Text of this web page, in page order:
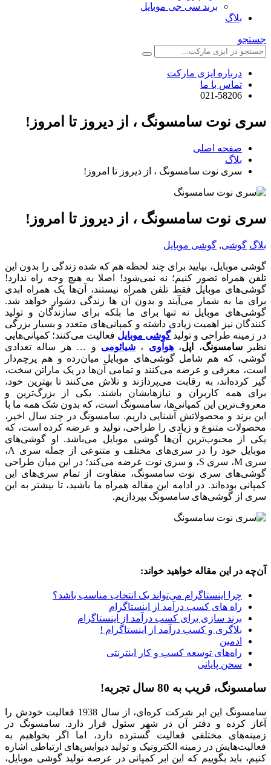
برند سی جی موبایل
بلاگ
جستجو
درباره ایزی مارکت
تماس با ما
021-58206
سری نوت سامسونگ ، از دیروز تا امروز!
صفحه اصلی
بلاگ
سری نوت سامسونگ ، از دیروز تا امروز!
سری نوت سامسونگ ، از دیروز تا امروز!
بلاگ گوشی, گوشی موبایل
گوشی موبایل، بیایید برای چند لحظه هم که شده زندگی را بدون این
تلفن همراه تصور کنیم؛ نه نمی‌شود! اصلا به هیچ وجه راه ندارد!
گوشی‌های موبایل فقط تلفن همراه نیستند، آن‌ها یک همراه ابدی
برای ما به شمار می‌آیند و بدون آن ها زندگی دشوار خواهد شد.
گوشی‌های موبایل نه تنها برای ما بلکه برای سازندگان و تولید
کنندگان نیز اهمیت زیادی داشته و کمپانی‌های متعدد و بسیار بزرگی
در زمینه طراحی و تولیدگوشی موبایل فعالیت می‌کنند؛ کمپانی‌هایی
نظیرسامسونگ، اپل،هوآوی ، شیائومی و … هر ساله تعدادی
گوشی، که هم شامل گوشی‌های موبایل میان‌رده و هم پرچم‌دار
است، معرفی و عرضه می‌کنند و تمامی آن‌ها در یک ماراتن سخت،
گیر کرده‌اند، به رقابت می‌پردازند و تلاش می‌کنند تا بهترین خود،
برای همه کاربران و نیازهایشان باشند. یکی از بزرگ‌ترین و
معروف‌ترین این کمپانی‌ها، سامسونگ است، که بدون شک همه ما با
این برند و محصولاتش آشنایی داریم. سامسونگ در چند سال اخیر،
محصولات متنوع و زیادی را طراحی، تولید و عرضه کرده ‌است، که
یکی از محبوب‌ترین آن‌ها گوشی موبایل می‌باشد. او گوشی‌های
موبایل خود را در سری‌های مختلف و متنوعی از جمله سری A،
سری M، سری S، و سری نوت عرضه می‌کند؛ در این میان طراحی
گوشی‌های سری نوت سامسونگ، متفاوت از تمام سری‌های این
کمپانی بوده‌اند. در ادامه این مقاله همراه ما باشید، تا بیشتر به این
سری از گوشی‌های سامسونگ بپردازیم.
آن‌چه در این مقاله خواهید خواند:
چرا اینستاگرام می‌تواند یک انتخاب مناسب باشد؟
راه های کسب درآمد از اینستاگرام
برند سازی برای کسب درآمد از اینستاگرام
بلاگری و کسب درآمد از اینستاگرام !
ادمین
راه‌های توسعه کسب و کار اینترنتی
سخن پایانی
سامسونگ، قریب به 80 سال تجربه!
سامسونگ این ابر شرکت کره‌ای، از سال 1938 فعالیت خودش را
آغاز کرده و دفتر آن در شهر سئول قرار دارد. سامسونگ در
زمینه‌های مختلفی فعالیت گسترده دارد، اما اگر بخواهیم به
فعالیت‌هایش در زمینه الکترونیک و تولید دیوایس‌های ارتباطی اشاره
کنیم، باید بگوییم که این ابر کمپانی در عرصه تولید گوشی موبایل،